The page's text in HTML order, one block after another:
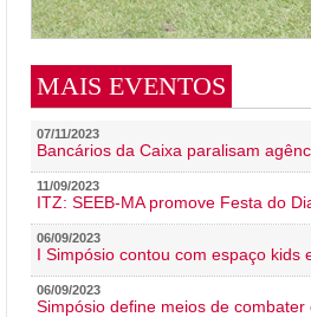
MAIS EVENTOS
07/11/2023
Bancários da Caixa paralisam
11/09/2023
ITZ: SEEB-MA promove Festa do
06/09/2023
I Simpósio contou com espaço kids
06/09/2023
Simpósio define meios de